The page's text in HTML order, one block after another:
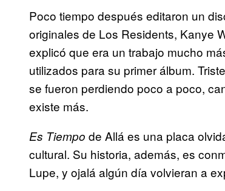
Poco tiempo después editaron un
originales de Los Residents, Kanye
explicó que era un trabajo mucho
utilizados para su primer álbum.
se fueron perdiendo poco a poco,
existe más.
Es Tiempo de Allá es una placa
cultural. Su historia, además, es
Lupe, y ojalá algún día volvieran a